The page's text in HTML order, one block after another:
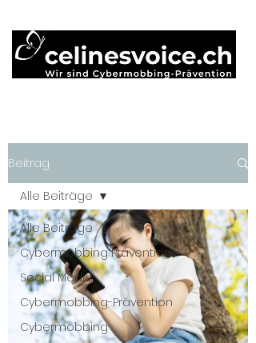
Beitrag
Alle Beiträge
Cybermobbing Prävention
Social Media
Cybermobbing-Prävention
Cybermobbing
Alle Beiträge